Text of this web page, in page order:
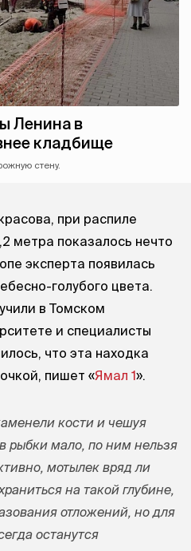
Ленина в
кладбище
стену.
при распиле
метра показалось нечто
эксперта появилась
голубого цвета.
в Томском
и специалисты
что эта находка
пишет «Ямал 1».
кости и чешуя
рыбки мало, по ним нельзя
мотылек вряд ли
на такой глубине,
отложений, но для
останутся